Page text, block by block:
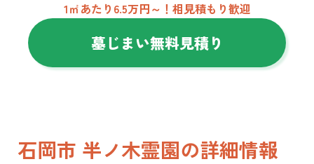
1㎡あたり6.5万円～！相見積もり歓迎
墓じまい無料見積り
石岡市 半ノ木霊園の詳細情報